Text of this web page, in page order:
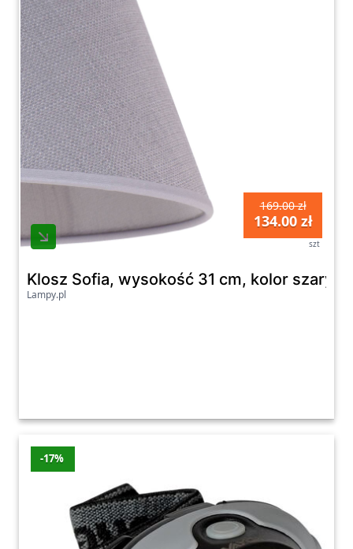
169.00 zł
134.00 zł
szt
Klosz Sofia, wysokość 31 cm, kolor szary
Lampy.pl
-17%